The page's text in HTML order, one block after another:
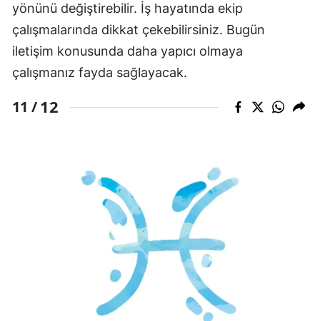
yönünü değiştirebilir. İş hayatında ekip
çalışmalarında dikkat çekebilirsiniz. Bugün
iletişim konusunda daha yapıcı olmaya
çalışmanız fayda sağlayacak.
11 /12